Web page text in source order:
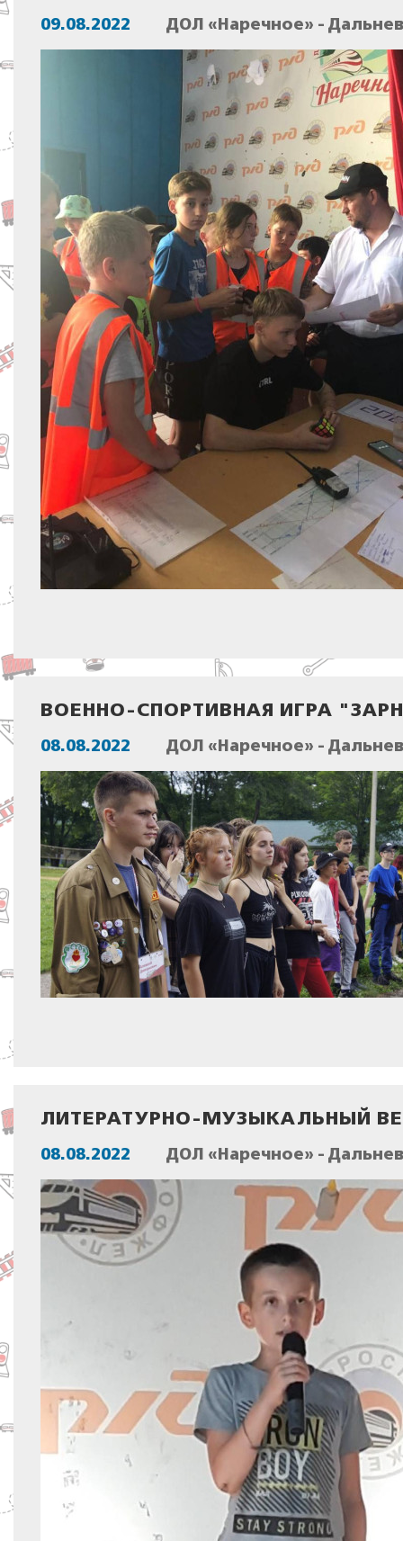
09.08.2022 ДОЛ «Наречное» -
ВОЕННО-СПОРТИВНАЯ ИГРА
08.08.2022 ДОЛ «Наречное» -
ЛИТЕРАТУРНО-МУЗЫКАЛЬНЫЙ
08.08.2022 ДОЛ «Наречное» -